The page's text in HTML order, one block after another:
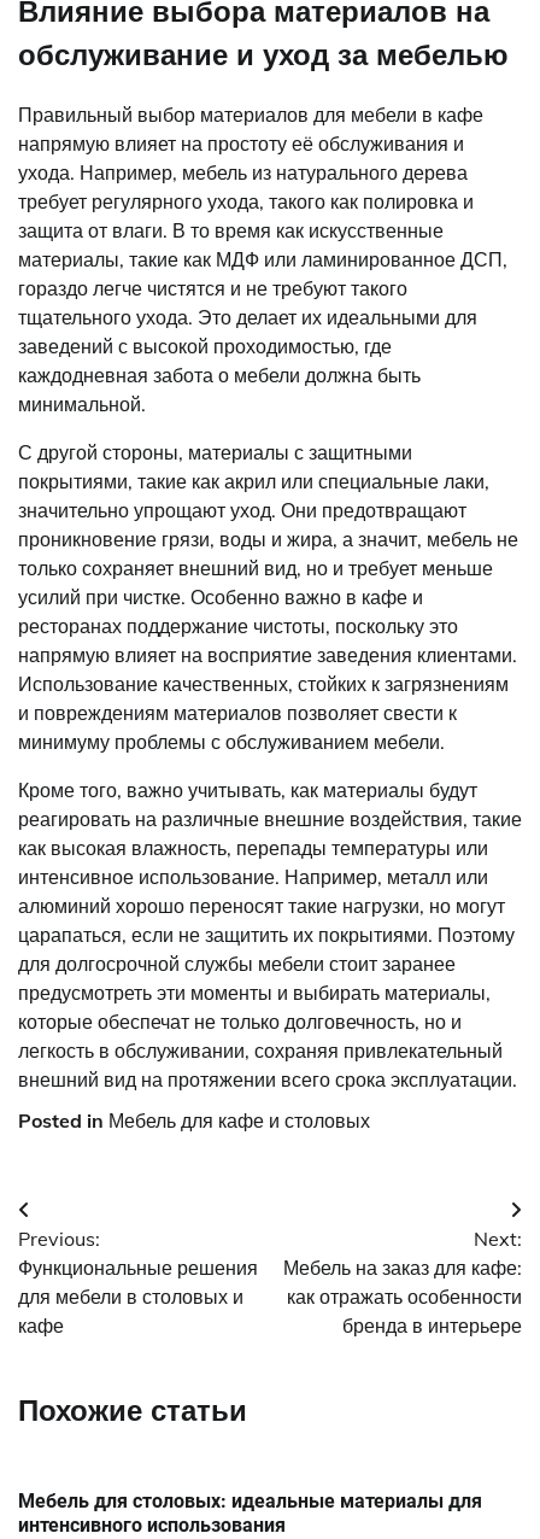
Влияние выбора материалов на
обслуживание и уход за мебелью
Правильный выбор материалов для мебели в кафе
напрямую влияет на простоту её обслуживания и
ухода. Например, мебель из натурального дерева
требует регулярного ухода, такого как полировка и
защита от влаги. В то время как искусственные
материалы, такие как МДФ или ламинированное ДСП,
гораздо легче чистятся и не требуют такого
тщательного ухода. Это делает их идеальными для
заведений с высокой проходимостью, где
каждодневная забота о мебели должна быть
минимальной.
С другой стороны, материалы с защитными
покрытиями, такие как акрил или специальные лаки,
значительно упрощают уход. Они предотвращают
проникновение грязи, воды и жира, а значит, мебель не
только сохраняет внешний вид, но и требует меньше
усилий при чистке. Особенно важно в кафе и
ресторанах поддержание чистоты, поскольку это
напрямую влияет на восприятие заведения клиентами.
Использование качественных, стойких к загрязнениям
и повреждениям материалов позволяет свести к
минимуму проблемы с обслуживанием мебели.
Кроме того, важно учитывать, как материалы будут
реагировать на различные внешние воздействия, такие
как высокая влажность, перепады температуры или
интенсивное использование. Например, металл или
алюминий хорошо переносят такие нагрузки, но могут
царапаться, если не защитить их покрытиями. Поэтому
для долгосрочной службы мебели стоит заранее
предусмотреть эти моменты и выбирать материалы,
которые обеспечат не только долговечность, но и
легкость в обслуживании, сохраняя привлекательный
внешний вид на протяжении всего срока эксплуатации.
Posted in Мебель для кафе и столовых
Навигация
по
записям
Previous:
Функциональные решения
для мебели в столовых и
кафе
Next:
Мебель на заказ для кафе:
как отражать особенности
бренда в интерьере
Похожие статьи
Мебель для столовых: идеальные материалы для
интенсивного использования